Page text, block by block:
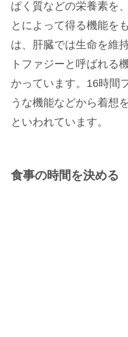
ぱく質などの栄養素を
とによって得る機能を
は、肝臓では生命を維
トファジーと呼ばれる
かっています。16時間
うな機能などから着想
といわれています。
食事の時間を決める